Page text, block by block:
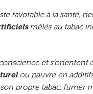
favorable à la santé,
mêlés au tabac
et s’orientent
ou pauvre en
propre tabac, fumer